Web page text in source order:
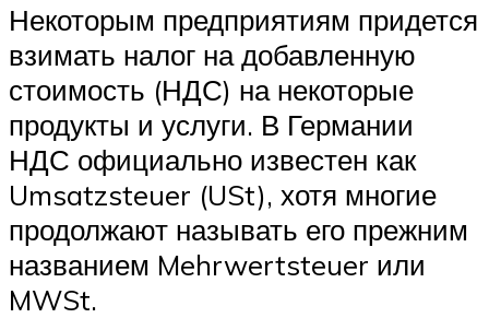
Некоторым предприятиям придется
взимать налог на добавленную
стоимость (НДС) на некоторые
продукты и услуги. В Германии
НДС официально известен как
Umsatzsteuer (USt), хотя многие
продолжают называть его прежним
названием Mehrwertsteuer или
MWSt.